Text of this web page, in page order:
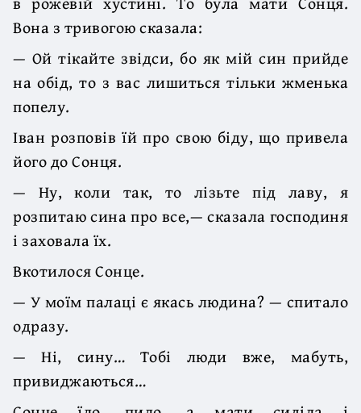
Вона з тривогою сказала:
— Ой тікайте звідси, бо як мій син прийде
на обід, то з вас лишиться тільки жменька
попелу.
Іван розповів їй про свою біду, що привела
його до Сонця.
— Ну, коли так, то лізьте під лаву, я
розпитаю сина про все,— сказала господиня
і заховала їх.
Вкотилося Сонце.
— У моїм палаці є якась людина? — спитало
одразу.
— Ні, сину… Тобі люди вже, мабуть,
привиджаються…